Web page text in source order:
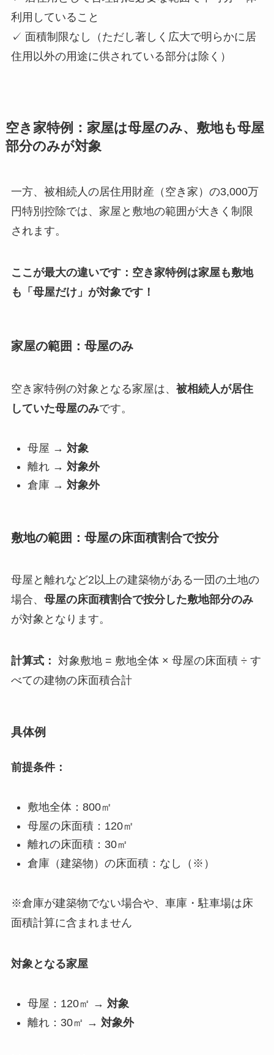
利用していること
✓ 面積制限なし（ただし著しく広大で明らかに居
住用以外の用途に供されている部分は除く）
空き家特例：家屋は母屋のみ、敷地も母屋
部分のみが対象
一方、被相続人の居住用財産（空き家）の3,000万
円特別控除では、家屋と敷地の範囲が大きく制限
されます。
ここが最大の違いです：空き家特例は家屋も敷地
も「母屋だけ」が対象です！
家屋の範囲：母屋のみ
空き家特例の対象となる家屋は、 被相続人が居住
していた母屋のみです。
母屋 → 対象
離れ → 対象外
倉庫 → 対象外
敷地の範囲：母屋の床面積割合で按分
母屋と離れなど2以上の建築物がある一団の土地の
場合、 母屋の床面積割合で按分した敷地部分のみ
が対象となります。
計算式：
対象敷地 = 敷地全体 × 母屋の床面積 ÷ す
べての建物の床面積合計
具体例
前提条件：
敷地全体：800㎡
母屋の床面積：120㎡
離れの床面積：30㎡
倉庫（建築物）の床面積：なし（※）
※倉庫が建築物でない場合や、車庫・駐車場は床
面積計算に含まれません
対象となる家屋
母屋：120㎡ → 対象
離れ：30㎡ → 対象外